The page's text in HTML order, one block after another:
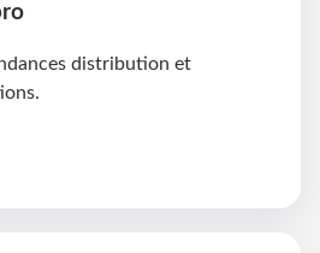
distribution et